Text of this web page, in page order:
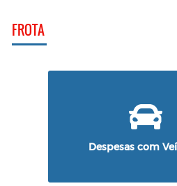
FROTA
Despesas com